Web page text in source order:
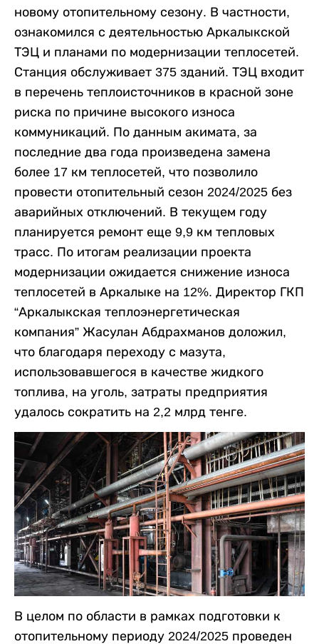
новому отопительному сезону. В частности,
ознакомился с деятельностью Аркалыкской
ТЭЦ и планами по модернизации теплосетей.
Станция обслуживает 375 зданий. ТЭЦ входит
в перечень теплоисточников в красной зоне
риска по причине высокого износа
коммуникаций. По данным акимата, за
последние два года произведена замена
более 17 км теплосетей, что позволило
провести отопительный сезон 2024/2025 без
аварийных отключений. В текущем году
планируется ремонт еще 9,9 км тепловых
трасс. По итогам реализации проекта
модернизации ожидается снижение износа
теплосетей в Аркалыке на 12%. Директор ГКП
“Аркалыкская теплоэнергетическая
компания” Жасулан Абдрахманов доложил,
что благодаря переходу с мазута,
использовавшегося в качестве жидкого
топлива, на уголь, затраты предприятия
удалось сократить на 2,2 млрд тенге.
В целом по области в рамках подготовки к
отопительному периоду 2024/2025 проведен